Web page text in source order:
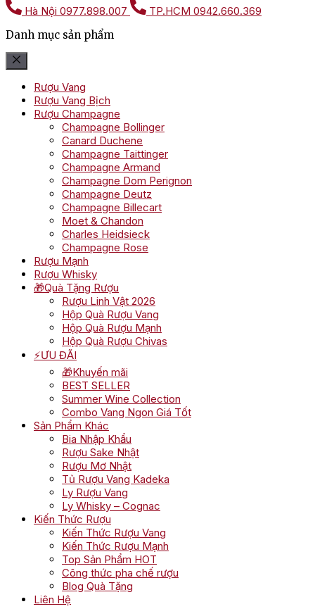
Hà Nội 0977.898.007 TP.HCM 0942.660.369
Danh mục sản phẩm
Rượu Vang
Rượu Vang Bịch
Rượu Champagne
Champagne Bollinger
Canard Duchene
Champagne Taittinger
Champagne Armand
Champagne Dom Perignon
Champagne Deutz
Champagne Billecart
Moet & Chandon
Charles Heidsieck
Champagne Rose
Rượu Mạnh
Rượu Whisky
🎁Quà Tặng Rượu
Rượu Linh Vật 2026
Hộp Quà Rượu Vang
Hộp Quà Rượu Mạnh
Hộp Quà Rượu Chivas
⚡ƯU ĐÃI
🎁Khuyến mãi
BEST SELLER
Summer Wine Collection
Combo Vang Ngon Giá Tốt
Sản Phẩm Khác
Bia Nhập Khẩu
Rượu Sake Nhật
Rượu Mơ Nhật
Tủ Rượu Vang Kadeka
Ly Rượu Vang
Ly Whisky – Cognac
Kiến Thức Rượu
Kiến Thức Rượu Vang
Kiến Thức Rượu Mạnh
Top Sản Phẩm HOT
Công thức pha chế rượu
Blog Quà Tặng
Liên Hệ